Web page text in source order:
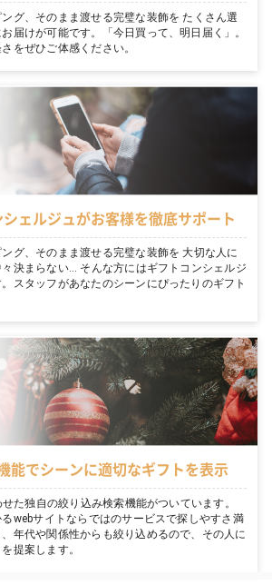
グ、そのまま渡せる完璧な装飾を たくさん選
届けが可能です。「今日買って、明日届く」。
をぜひご体感ください。
ェルジュがお客様を徹底サポート
グ、そのまま渡せる完璧な装飾を 大切な人に
決まらない… そんな方にはギフトコンシェルジ
スタッフがあなたのシーンにぴったりのギフト
能でシーンに適切なギフトを表示
た独自の絞り込み検索機能がついています。
webサイトならではのサービスで探しやすさ満
年代や関係性からも絞り込めるので、その人に
提案します。